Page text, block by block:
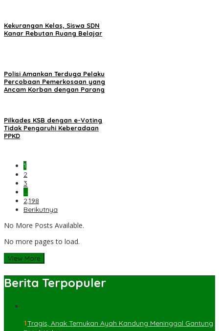
Kekurangan Kelas, Siswa SDN
Kanar Rebutan Ruang Belajar
Polisi Amankan Terduga Pelaku
Percobaan Pemerkosaan yang
Ancam Korban dengan Parang
Pilkades KSB dengan e-Voting
Tidak Pengaruhi Keberadaan
PPKD
1
2
3
…
2,198
Berikutnya
No More Posts Available.
No more pages to load.
View More
Berita Terpopuler
1Tragis, Anak Temukan Ayah Kandung Meninggal Gantung